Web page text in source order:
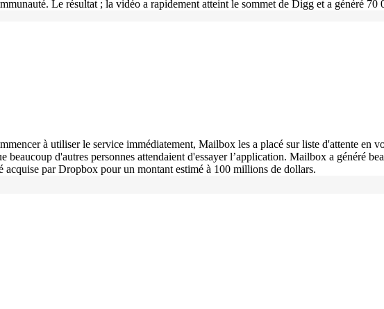
Le résultat ; la vidéo a rapidement atteint le sommet de Digg et a généré 70
à utiliser le service immédiatement, Mailbox les a placé sur liste d'attente en
beaucoup d'autres personnes attendaient d'essayer l’application. Mailbox a généré
par Dropbox pour un montant estimé à 100 millions de dollars.